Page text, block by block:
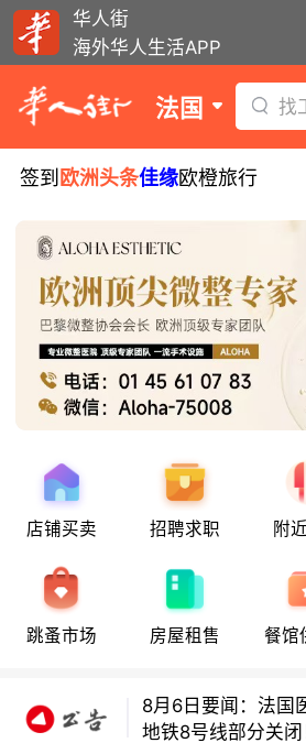
华人街
海外华人生活APP
法国 找
签到 欧洲头条佳缘欧橙旅行
店铺买卖 招聘求职 附
跳蚤市场 房屋租售 餐馆
8月6日要闻：法国
地铁8号线部分关
炉！
巴黎地铁音乐家海
8月6日要闻：法国
地铁8号线部分关闭